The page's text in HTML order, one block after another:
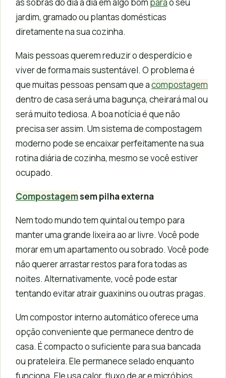
as sobras do dia a dia em algo bom parao seu
jardim, gramado ou plantas domésticas
diretamente na sua cozinha.
Mais pessoas querem reduzir o desperdício e
viver de forma mais sustentável. O problema é
que muitas pessoas pensam que acompostagem
dentro de casa será uma bagunça, cheirará mal ou
será muito tediosa. A boa notícia é que não
precisa ser assim. Um sistema de compostagem
moderno pode se encaixar perfeitamente na sua
rotina diária de cozinha, mesmo se você estiver
ocupado.
Compostagemsem pilha externa
Nem todo mundo tem quintal ou tempo para
manter uma grande lixeira ao ar livre. Você pode
morar em um apartamento ou sobrado. Você pode
não querer arrastar restos para fora todas as
noites. Alternativamente, você pode estar
tentando evitar atrair guaxinins ou outras pragas.
Um compostor interno automático oferece uma
opção conveniente que permanece dentro de
casa. É compacto o suficiente para sua bancada
ou prateleira. Ele permanece selado enquanto
funciona. Ele usa calor, fluxo de ar e micróbios